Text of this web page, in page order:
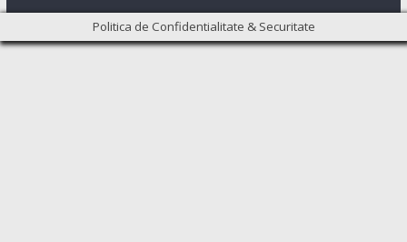
Politica de Confidentialitate & Securitate